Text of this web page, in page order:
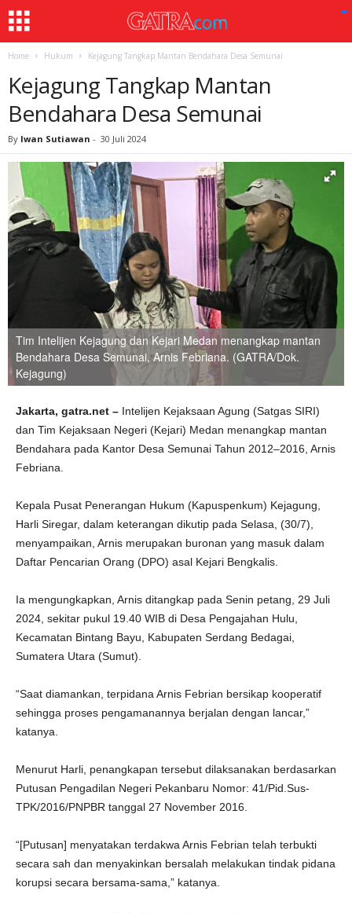
Home Hukum Kejagung Tangkap Mantan Bendahara Desa Semunai
Kejagung Tangkap Mantan
Bendahara Desa Semunai
By Iwan Sutiawan - 30 Juli 2024
Tim Intelijen Kejagung dan Kejari Medan menangkap mantan
Bendahara Desa Semunai, Arnis Febriana. (GATRA/Dok.
Kejagung)
Jakarta, gatra.net – Intelijen Kejaksaan Agung (Satgas SIRI)
dan Tim Kejaksaan Negeri (Kejari) Medan menangkap mantan
Bendahara pada Kantor Desa Semunai Tahun 2012–2016, Arnis
Febriana.
Kepala Pusat Penerangan Hukum (Kapuspenkum) Kejagung,
Harli Siregar, dalam keterangan dikutip pada Selasa, (30/7),
menyampaikan, Arnis merupakan buronan yang masuk dalam
Daftar Pencarian Orang (DPO) asal Kejari Bengkalis.
Ia mengungkapkan, Arnis ditangkap pada Senin petang, 29 Juli
2024, sekitar pukul 19.40 WIB di Desa Pengajahan Hulu,
Kecamatan Bintang Bayu, Kabupaten Serdang Bedagai,
Sumatera Utara (Sumut).
“Saat diamankan, terpidana Arnis Febrian bersikap kooperatif
sehingga proses pengamanannya berjalan dengan lancar,”
katanya.
Menurut Harli, penangkapan tersebut dilaksanakan berdasarkan
Putusan Pengadilan Negeri Pekanbaru Nomor: 41/Pid.Sus-
TPK/2016/PNPBR tanggal 27 November 2016.
“[Putusan] menyatakan terdakwa Arnis Febrian telah terbukti
secara sah dan menyakinkan bersalah melakukan tindak pidana
korupsi secara bersama-sama,” katanya.